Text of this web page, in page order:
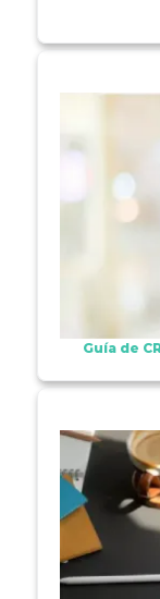
Guía de